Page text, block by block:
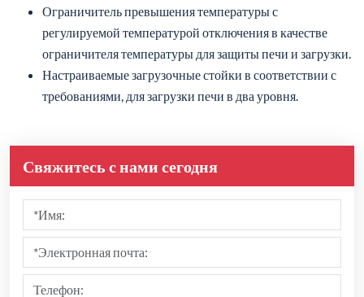
Ограничитель превышения температуры с
регулируемой температурой отключения в качестве
ограничителя температуры для защиты печи и загрузки.
Настраиваемые загрузочные стойки в соответствии с
требованиями, для загрузки печи в два уровня.
Свяжитесь с нами сегодня